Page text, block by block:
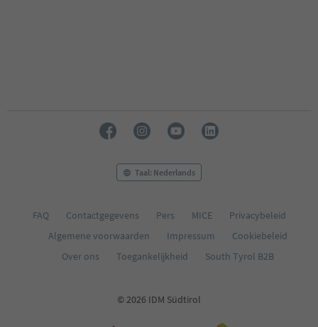
Taal: Nederlands
FAQ Contactgegevens Pers MICE
Privacybeleid
Algemene voorwaarden
Impressum
Cookiebeleid
Over ons
Toegankelijkheid South Tyrol B2B
© 2026 IDM Südtirol